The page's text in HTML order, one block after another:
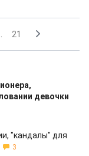
21
девочки
"кандалы" для
3